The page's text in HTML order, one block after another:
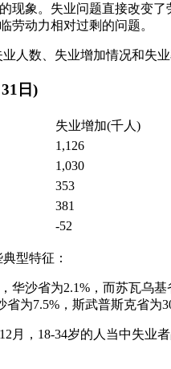
现象。失业问题直接改变
劳动力相对过剩的问题。
人数、失业增加情况和失业
日)
失业增加(千人)
1,126
1,030
353
381
-52
型特征：
华沙省为2.1%，而苏瓦乌
为7.5%，斯武普斯克省为
月，18-34岁的人当中失业